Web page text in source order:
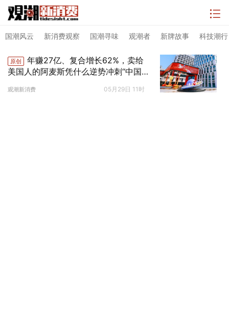
国潮风云 新消费观察 国潮寻味 观潮者 新牌故事 科技潮行
原创
年赚27亿、复合增长62%，卖给
美国人的阿麦斯凭什么逆势冲刺“中国
观潮新消费 05月29日 11时